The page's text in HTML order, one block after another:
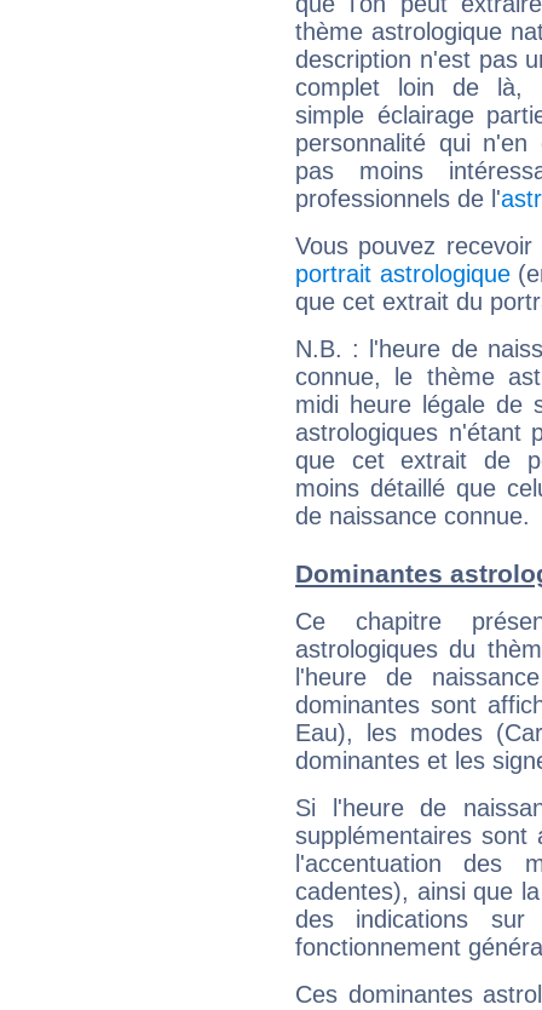
thème astrologique
description n'est pas
complet loin de là,
simple éclairage
personnalité qui n'en
pas moins
professionnels de l'
Vous pouvez
portrait astrologique
que cet extrait du
N.B. : l'heure de
connue, le thème
midi heure légale de
astrologiques n'étant
que cet extrait de
moins détaillé que
de naissance connue.
Dominantes
Ce chapitre
astrologiques du
l'heure de
dominantes sont
Eau), les modes
dominantes et les
Si l'heure de
supplémentaires sont
l'accentuation des
cadentes), ainsi que
des indications sur
fonctionnement
Ces dominantes